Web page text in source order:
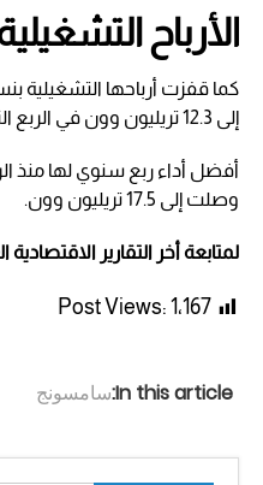
الأرباح
إلى 12.3 تريليون وون في الربع الثالث من هذا العام، مسجلة
وصلت إلى 17.5 تريليون وون.
لمتابعة أخر التقارير الاقتصادية
Post Views: 1٬167
In this article:سامسونج